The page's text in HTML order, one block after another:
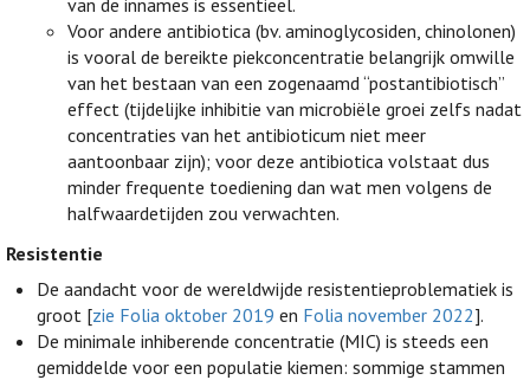
van de innames is essentieel.
Voor andere antibiotica (bv. aminoglycosiden, chinolonen)
is vooral de bereikte piekconcentratie belangrijk omwille
van het bestaan van een zogenaamd “postantibiotisch”
effect (tijdelijke inhibitie van microbiële groei zelfs nadat
concentraties van het antibioticum niet meer
aantoonbaar zijn); voor deze antibiotica volstaat dus
minder frequente toediening dan wat men volgens de
halfwaardetijden zou verwachten.
Resistentie
De aandacht voor de wereldwijde resistentieproblematiek is
groot [zie Folia oktober 2019 en Folia november 2022].
De minimale inhiberende concentratie (MIC) is steeds een
gemiddelde voor een populatie kiemen: sommige stammen